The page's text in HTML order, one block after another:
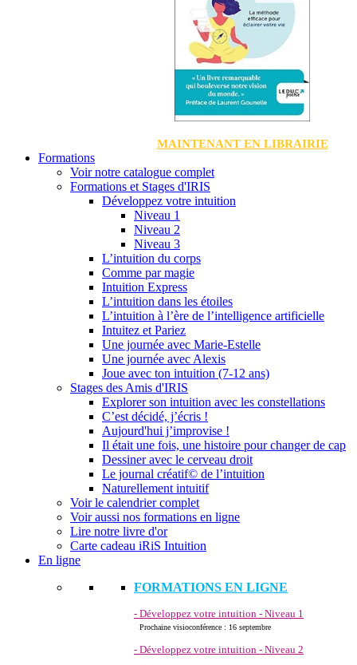
MAINTENANT EN LIBRAIRIE
Formations
Voir notre catalogue complet
Formations et Stages d'IRIS
Développez votre intuition
Niveau 1
Niveau 2
Niveau 3
L’intuition du corps
Comme par magie
Intuition Express
L’intuition dans les étoiles
L’intuition à l’ère de l’intelligence artificielle
Intuitez et Pariez
Une journée avec Marie-Estelle
Une journée avec Alexis
Joue avec ton intuition (7-12 ans)
Stages des Amis d'IRIS
Explorer son intuition avec les constellations
C’est décidé, j’écris !
Aujourd'hui j’improvise !
Il était une fois, une histoire pour changer de cap
Dessiner avec le cerveau droit
Le journal créatif© de l’intuition
Naturellement intuitif
Voir le calendrier complet
Voir aussi nos formations en ligne
Lire notre livre d'or
Carte cadeau iRiS Intuition
En ligne
FORMATIONS EN LIGNE
- Développez votre intuition - Niveau 1
Prochaine visioconférence : 16 septembre
- Développez votre intuition - Niveau 2